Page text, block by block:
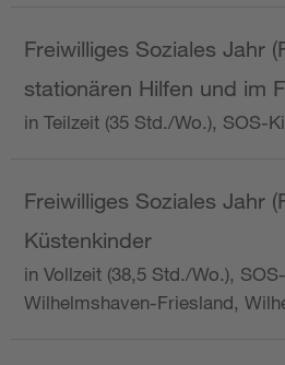
Freiwilliges Soziales Jahr
stationären Hilfen und im
in Teilzeit (35 Std./Wo.), SOS-
Freiwilliges Soziales Jahr
Küstenkinder
in Vollzeit (38,5 Std./Wo.),
Wilhelmshaven-Friesland,